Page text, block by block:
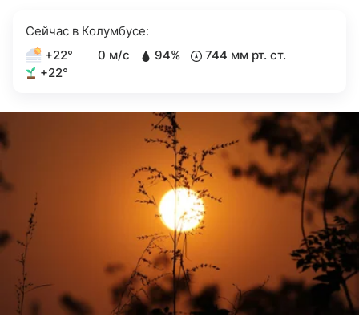
Сейчас в Колумбусе:
+22°
0 м/с 94%
744 мм рт. ст.
+22°